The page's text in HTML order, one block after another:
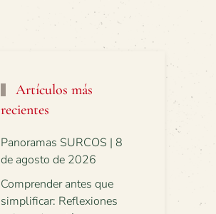
Artículos más
recientes
Panoramas SURCOS | 8
de agosto de 2026
Comprender antes que
simplificar: Reflexiones